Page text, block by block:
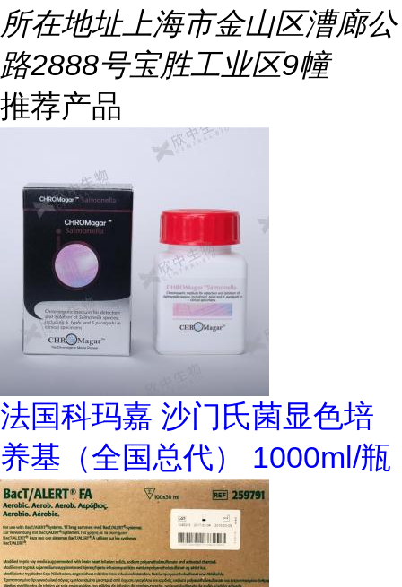
所在地址上海市金山区漕廊公
路2888号宝胜工业区9幢
推荐产品
法国科玛嘉 沙门氏菌显色培
养基（全国总代） 1000ml/瓶